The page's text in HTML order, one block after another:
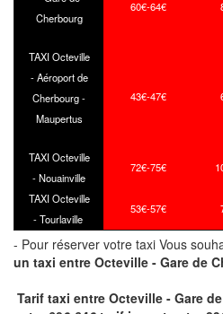
Cherbourg
60€-64€
TAXI Octeville
- Aéroport de
Cherbourg -
Maupertus
43€-47€
TAXI Octeville
- Nouainville
72€-75€
TAXI Octeville
- Tourlaville
53€-57€
- Pour réserver votre taxi Vous
un taxi entre Octeville - Gare de
Tarif taxi entre Octeville - Gare